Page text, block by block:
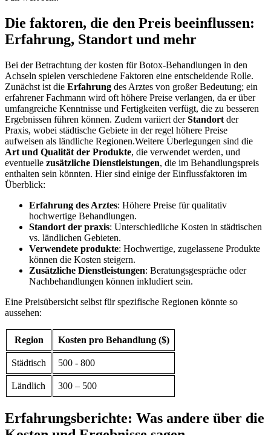
Die faktoren, die ⁤den Preis beeinflussen:‌
Erfahrung, Standort und mehr
Bei der Betrachtung ⁣der kosten für Botox-Behandlungen in den
Achseln spielen verschiedene Faktoren eine entscheidende Rolle.
Zunächst ist die Erfahrung des Arztes von großer Bedeutung; ein
erfahrener Fachmann wird oft höhere Preise verlangen, da er über
‍umfangreiche Kenntnisse und Fertigkeiten verfügt,‌ die zu besseren
Ergebnissen führen können. Zudem variiert derStandort der
Praxis, wobei städtische Gebiete in​ der ⁤regel​ höhere Preise
aufweisen als ‌ländliche ‌Regionen.Weitere Überlegungen sind die ⁤
Art und Qualität der Produkte, die verwendet werden, und
eventuelle zusätzliche Dienstleistungen, die im ⁢Behandlungspreis
enthalten sein könnten. Hier sind einige der Einflussfaktoren im ​
Überblick:
Erfahrung des Arztes:‍ Höhere Preise für​ qualitativ
hochwertige Behandlungen.
Standort der⁤ praxis:‍ Unterschiedliche Kosten in städtischen
vs.⁢ ländlichen Gebieten.
Verwendete produkte: Hochwertige, zugelassene Produkte
können die Kosten steigern.
Zusätzliche Dienstleistungen: Beratungsgespräche oder
Nachbehandlungen können inkludiert sein.
Eine Preisübersicht selbst ‍für spezifische Regionen könnte so
aussehen:
Region Kosten pro ‌Behandlung ($)
Städtisch 500 -⁤ 800
Ländlich 300 – ⁣500
Erfahrungsberichte: Was andere über die